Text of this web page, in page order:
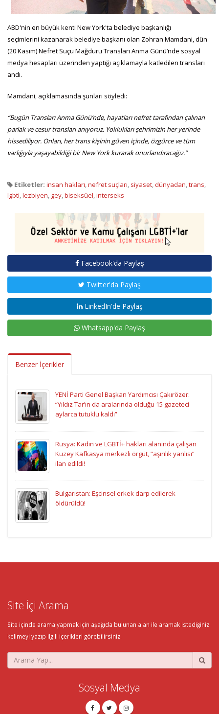
ABD'nin en büyük kenti New York'ta belediye başkanlığı
seçimlerini kazanarak belediye başkanı olan Zohran Mamdani, dün
(20 Kasım) Nefret Suçu Mağduru Transları Anma Günü’nde sosyal
medya hesapları üzerinden yaptığı açıklamayla katledilen transları
andı.
Mamdani, açıklamasında şunları söyledi:
“Bugün Transları Anma Günü’nde, hayatları nefret tarafından çalınan
parlak ve cesur transları anıyoruz. Yoklukları şehrimizin her yerinde
hissediliyor. Onları, her trans kişinin güven içinde, özgürce ve tüm
varlığıyla yaşayabildiği bir New York kurarak onurlandıracağız.”
Etiketler: insan hakları,nefret suçları, siyaset,dünyadan,trans,
lgbti,lezbiyen, gey,biseksüel,interseks
Facebook'da Paylaş
Twitter'da Paylaş
LinkedIn'de Paylaş
Whatsapp'da Paylaş
Benzer İçerikler
YENİ Parti Genel Başkan Yardımcısı Çakırözer:
“Yıldız Tar’ın da aralarında olduğu 15 gazeteci
aylarca tutuklu kaldı”
Rusya: Kadın ve LGBTİ+ hakları alanında çalışan
Kuzey Kafkasya merkezli örgüt, “aşırılık yanlısı”
ilan edildi!
Bulgaristan: Eşcinsel erkek darp edilerek
öldürüldü!
Site İçi Arama
Site içinde arama yapmak için aşağıda bulunan alan ile aramak istediğiniz
kelimeyi yazıp ilgili içerikleri görebilirsiniz.
Sosyal Medya